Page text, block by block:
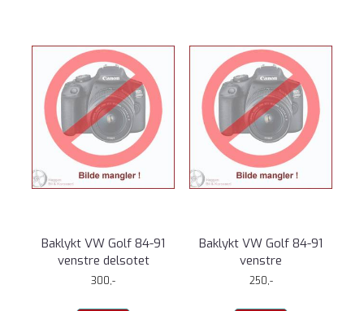
Baklykt VW Golf 84-91
venstre delsotet
300,-
Baklykt VW Golf 84-91
venstre
250,-